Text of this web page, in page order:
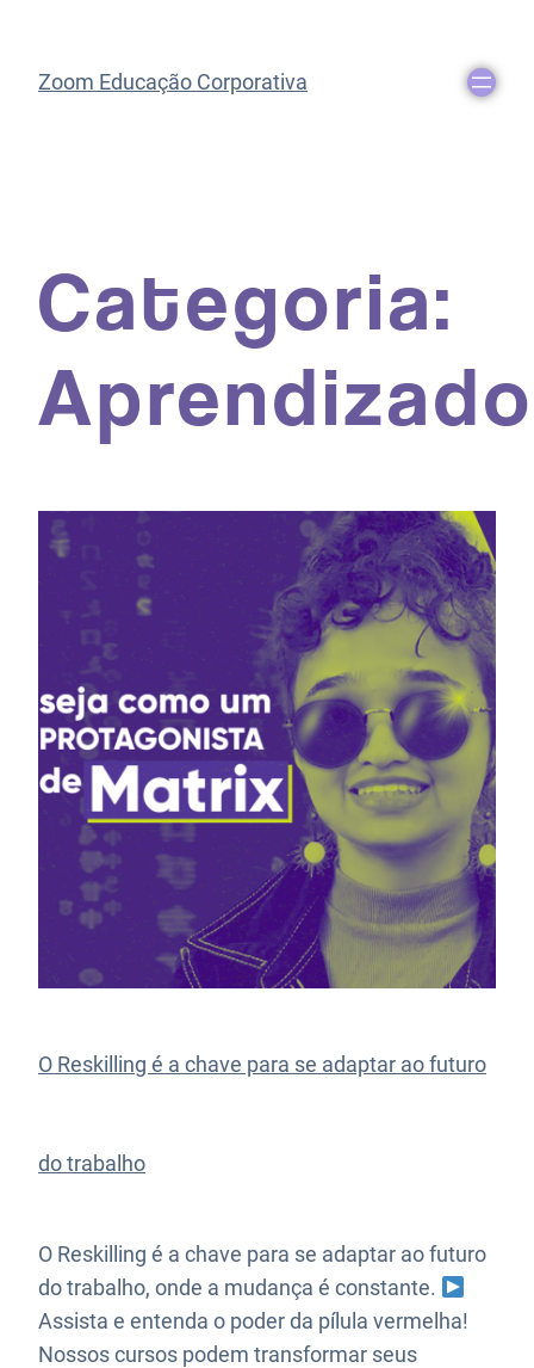
Zoom Educação Corporativa
Categoria:
Aprendizado
O Reskilling é a chave para se adaptar ao futuro
do trabalho
O Reskilling é a chave para se adaptar ao futuro
do trabalho, onde a mudança é constante.
Assista e entenda o poder da pílula vermelha!
Nossos cursos podem transformar seus